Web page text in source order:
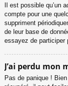
Il est possible qu’un
compte pour une
suppriment
de leur base de
essayez de participer
J’ai perdu mon
Pas de panique !